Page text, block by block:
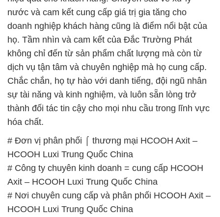
nước và cam kết cung cấp giá trị gia tăng cho
doanh nghiệp khách hàng cũng là điểm nổi bật của
họ. Tầm nhìn và cam kết của Đắc Trường Phát
không chỉ đến từ sản phẩm chất lượng mà còn từ
dịch vụ tận tâm và chuyên nghiệp mà họ cung cấp.
Chắc chắn, họ tự hào với danh tiếng, đội ngũ nhân
sự tài năng và kinh nghiệm, và luôn sẵn lòng trở
thành đối tác tin cậy cho mọi nhu cầu trong lĩnh vực
hóa chất.
# Đơn vị phân phối ⌠ thương mại HCOOH Axit –
HCOOH Luxi Trung Quốc China
# Công ty chuyên kinh doanh = cung cấp HCOOH
Axit – HCOOH Luxi Trung Quốc China
# Nơi chuyên cung cấp và phân phối HCOOH Axit –
HCOOH Luxi Trung Quốc China